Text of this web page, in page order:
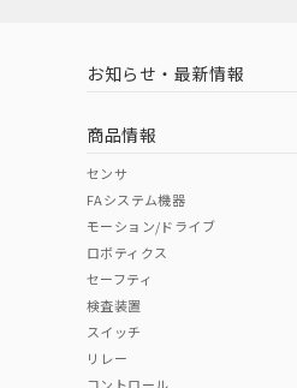
中国 RoHS 注意事項・凡例
中国 RoHS表
Pb Hg
お知らせ・最新情報
商品情報
センサ
FAシステム機器
モーション/ドライブ
ロボティクス
セーフティ
検査装置
スイッチ
リレー